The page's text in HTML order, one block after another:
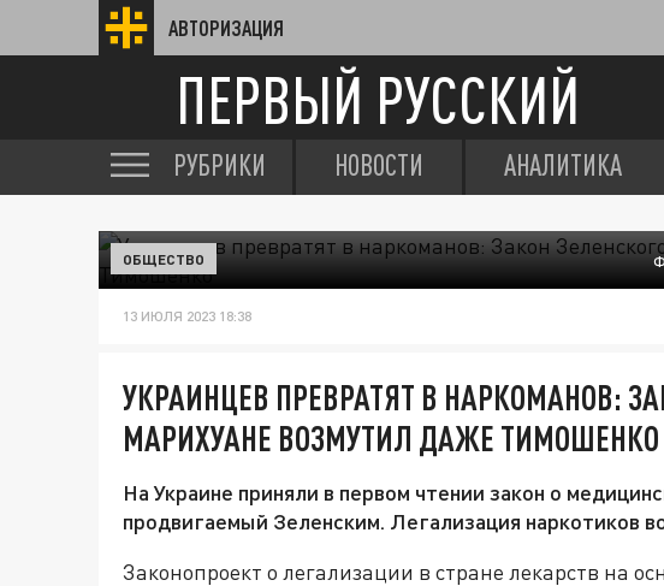
АВТОРИЗАЦИЯ
ПЕРВЫЙ РУССКИЙ
РУБРИКИ НОВОСТИ АНАЛИТИКА
ОБЩЕСТВО
13 ИЮЛЯ 2023 18:38
УКРАИНЦЕВ ПРЕВРАТЯТ В НАРКОМАНОВ:
МАРИХУАНЕ ВОЗМУТИЛ ДАЖЕ ТИМОШЕНКО
На Украине приняли в первом чтении закон о
продвигаемый Зеленским. Легализация наркотиков
Законопроект о легализации в стране лекарств на